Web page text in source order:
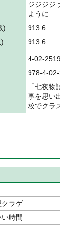
ジジジジ
ように
)
913.6
)
913.6
4-02-
978-4-
「七夜
事を思い
校でクラ
クラゲ
い時間